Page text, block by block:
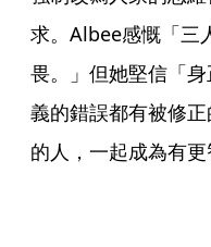
求。Albee感慨「三
畏。」但她堅信「
義的錯誤都有被修
的人，一起成為有更